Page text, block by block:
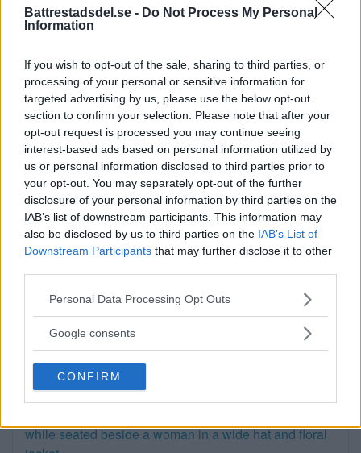
Battrestadsdel.se - Do Not Process My Personal
Information
If you wish to opt-out of the sale, sharing to third parties, or
processing of your personal or sensitive information for
targeted advertising by us, please use the below opt-out
section to confirm your selection. Please note that after your
opt-out request is processed you may continue seeing
interest-based ads based on personal information utilized by
us or personal information disclosed to third parties prior to
your opt-out. You may separately opt-out of the further
disclosure of your personal information by third parties on the
IAB’s list of downstream participants. This information may
also be disclosed by us to third parties on the IAB’s List of
Downstream Participants that may further disclose it to other
Please note that this website/app uses one or more Google
not limited to your visit or usage behaviour. You may click to
use your data for below specified purposes in below Google
consent section.
Personal Data Processing Opt Outs
Google consents
CONFIRM
den digitala vardagen i södra
Stockholm
EXTERN PARTNER. Södra Stockholm är en
del av […]
Annons: